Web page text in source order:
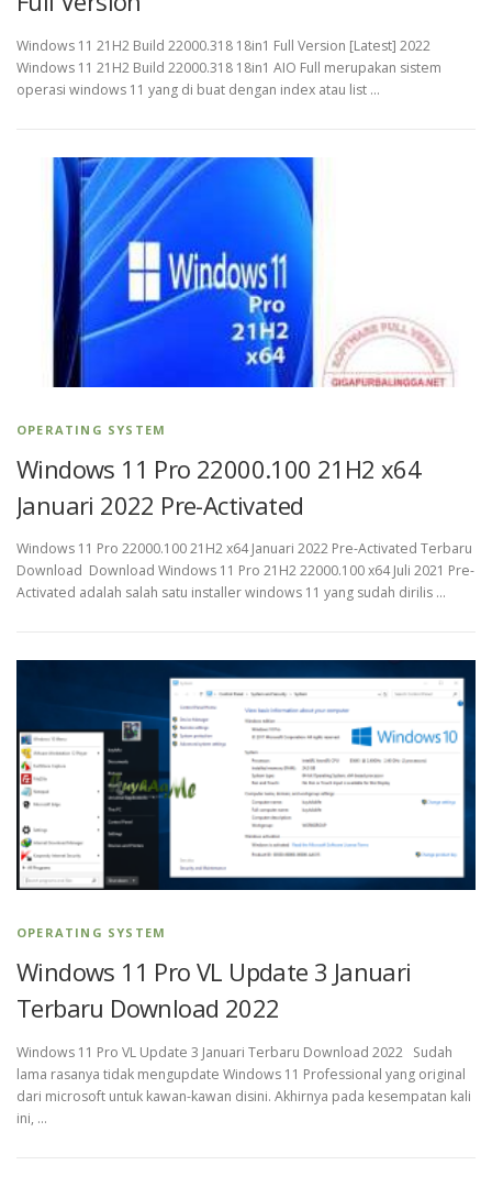
Windows 11 21H2 Build 22000.318 18in1 Full Version [Latest] 2022
Windows 11 21H2 Build 22000.318 18in1 AIO Full merupakan sistem
operasi windows 11 yang di buat dengan index atau list …
OPERATING SYSTEM
Windows 11 Pro 22000.100 21H2 x64
Januari 2022 Pre-Activated
Windows 11 Pro 22000.100 21H2 x64 Januari 2022 Pre-Activated Terbaru
Download Download Windows 11 Pro 21H2 22000.100 x64 Juli 2021 Pre-
Activated adalah salah satu installer windows 11 yang sudah dirilis …
OPERATING SYSTEM
Windows 11 Pro VL Update 3 Januari
Terbaru Download 2022
Windows 11 Pro VL Update 3 Januari Terbaru Download 2022 Sudah
lama rasanya tidak mengupdate Windows 11 Professional yang original
dari microsoft untuk kawan-kawan disini. Akhirnya pada kesempatan kali
ini, …